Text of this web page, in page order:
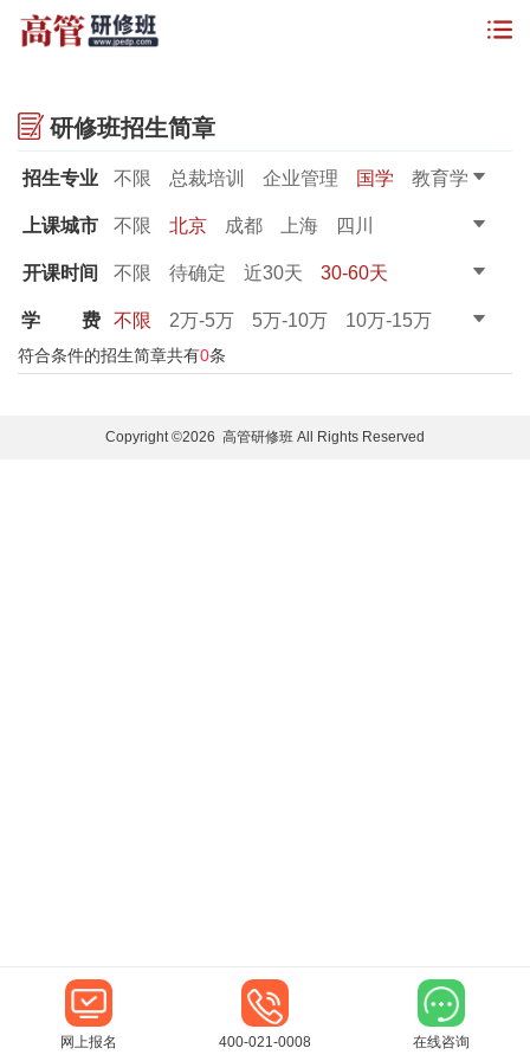
研修班招生简章
招生专业 不限 总裁培训 企业管理 国学
教育学
金融管理
董秘课程 财务课程
上课城市 不限 北京 成都 上海 四川
开课时间 不限 待确定 近30天
30-60天
60-90天
学 费 不限 2万-5万 5万-10万
10万-15万
15万-20万
20万以上
符合条件的招生简章共有0条
Copyright ©2026 高管研修班 All Rights Reserved
网上报名 400-021-0008 在线咨询